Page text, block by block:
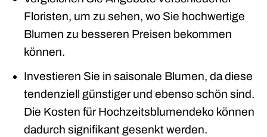
Floristen, um zu sehen, wo Sie hochwertige
Blumen zu besseren Preisen bekommen
können.
Investieren Sie in saisonale Blumen, da diese
tendenziell günstiger und ebenso schön sind.
Die Kosten für Hochzeitsblumendeko können
dadurch signifikant gesenkt werden.